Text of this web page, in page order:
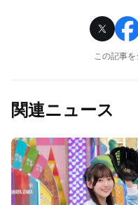
この記事
関連ニュース